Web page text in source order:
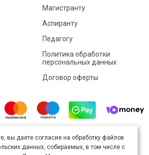
Магистранту
Аспиранту
Педагогу
Политика обработки
персональных данных
Договор оферты
доступно полицензии Creative
«Attribution» («Атрибуция») 4.0
вы даете согласие на обработку файлов
данных, собираемых, в том числе с